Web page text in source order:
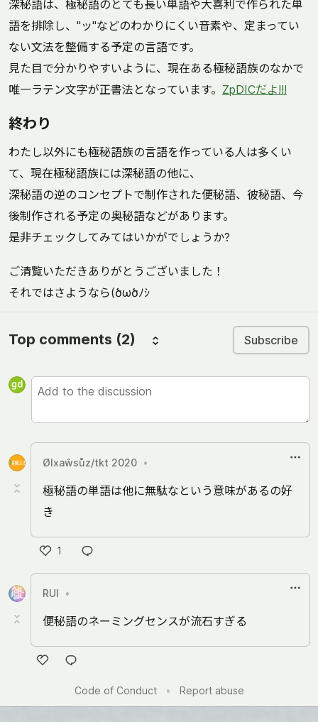
深秘語は、極秘語のとても長い単語や大喜利で作られた単
語を排除し、"ッ"などのわかりにくい音素や、定まってい
ない文法を整備する予定の言語です。
見た目で分かりやすいように、現在ある極秘語族のなかで
唯一ラテン文字が正書法となっています。 ZpDICだよ!!!
終わり
わたし以外にも極秘語族の言語を作っている人は多くい
て、現在極秘語族には深秘語の他に、
深秘語の逆のコンセプトで制作された便秘語、彼秘語、今
後制作される予定の奥秘語などがあります。
是非チェックしてみてはいかがでしょうか?
ご清覧いただきありがとうございました！
それではさようなら(ծωծﾉｼ
Top comments (2) Subscribe
Ølxaŵsůz/tkt 2020 •
極秘語の単語は他に無駄なという意味があるの好
き
1
Like
RUI
•
便秘語のネーミングセンスが流石すぎる
Code of Conduct
• Report abuse